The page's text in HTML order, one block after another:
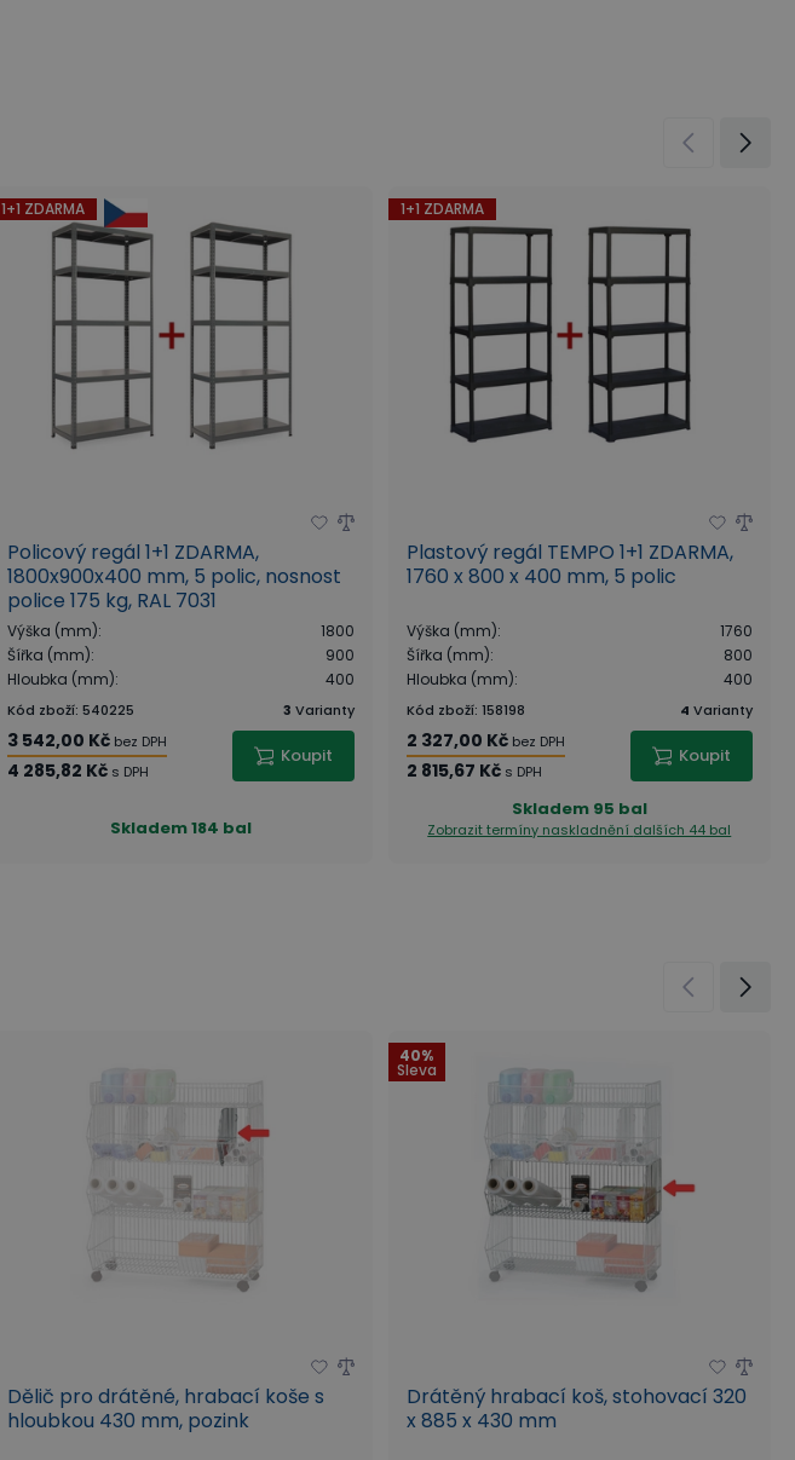
1+1 ZDARMA
Policový regál 1+1 ZDARMA,
1800x900x400 mm, 5 polic, nosnost
police 175 kg, RAL 7031
Výška (mm):
1800
Šířka (mm):
900
Hloubka (mm): 400
Kód zboží:540225 3 Varianty
3 542,00 Kč bez DPH
4 285,82 Kč s DPH
Koupit
Skladem184 bal
1+1 ZDARMA
Plastový regál TEMPO 1+1 ZDARMA,
1760 x 800 x 400 mm, 5 polic
Výška (mm):
1760
Šířka (mm):
800
Hloubka (mm): 400
Kód zboží: 158198 4 Varianty
2 327,00 Kč bez DPH
2 815,67 Kč s DPH
Koupit
Skladem 95 bal
Zobrazit termíny naskladnění dalších 44 bal
Dělič pro drátěné, hrabací koše s
hloubkou 430 mm, pozink
40%
Sleva
Drátěný hrabací koš, stohovací 320
x 885 x 430 mm